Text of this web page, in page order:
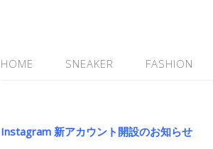
HOME SNEAKER FASHION
Instagram 新アカウント開設のお知らせ